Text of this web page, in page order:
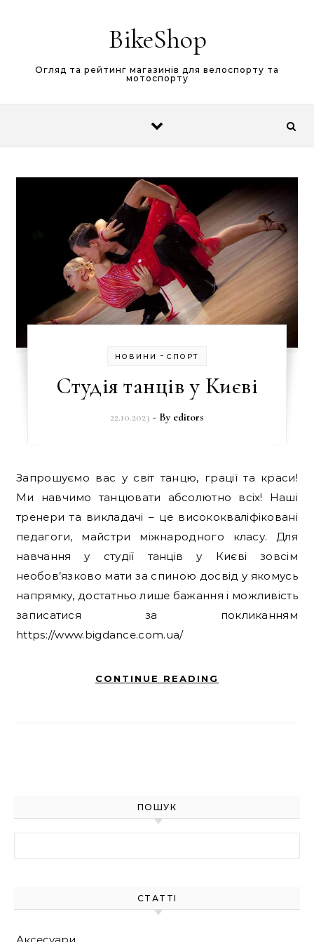
BikeShop
Огляд та рейтинг магазинів для велоспорту та
мотоспорту
НОВИНИ - СПОРТ
Студія танців у Києві
22.10.2023 - By editors
Запрошуємо вас у світ танцю, грації та краси!
Ми навчимо танцювати абсолютно всіх! Наші
тренери та викладачі – це висококваліфіковані
педагоги, майстри міжнародного класу. Для
навчання у студії танців у Києві зовсім
необов’язково мати за спиною досвід у якомусь
напрямку, достатньо лише бажання і можливість
записатися за покликанням
https://www.bigdance.com.ua/
CONTINUE READING
ПОШУК
СТАТТІ